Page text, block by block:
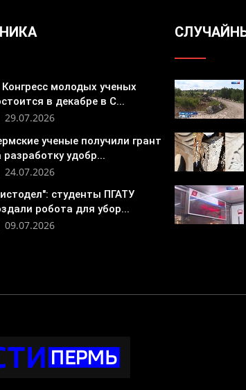
Конгресс молодых ученых
в декабре в С...
29.07.2026
ученые получили грант
разработку удобр...
24.07.2026
студенты ПГАТУ
робота для убор...
09.07.2026